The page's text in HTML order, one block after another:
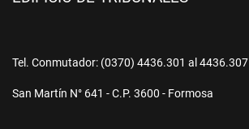
Tel. Conmutador: (0370) 4436.301 al 4436.307
San Martín N° 641 - C.P. 3600 - Formosa